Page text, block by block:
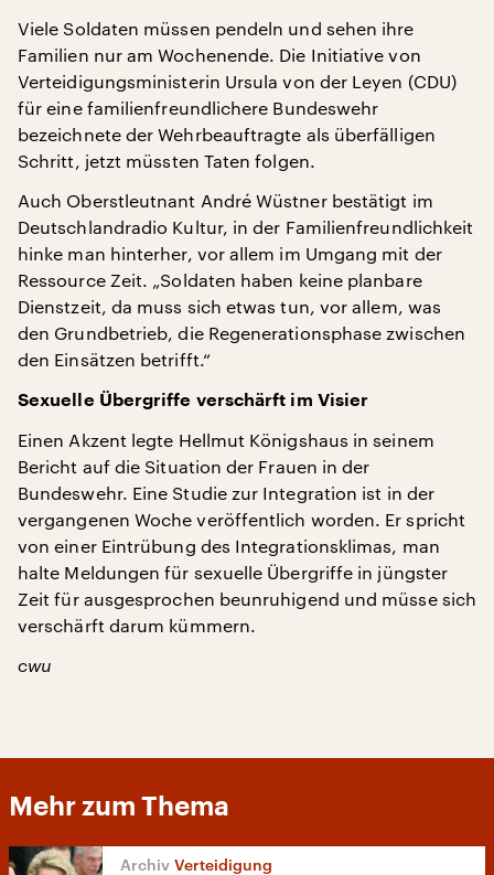
Viele Soldaten müssen pendeln und sehen ihre
Familien nur am Wochenende. Die Initiative von
Verteidigungsministerin Ursula von der Leyen (CDU)
für eine familienfreundlichere Bundeswehr
bezeichnete der Wehrbeauftragte als überfälligen
Schritt, jetzt müssten Taten folgen.
Auch Oberstleutnant André Wüstner bestätigt im
Deutschlandradio Kultur, in der Familienfreundlichkeit
hinke man hinterher, vor allem im Umgang mit der
Ressource Zeit. „Soldaten haben keine planbare
Dienstzeit, da muss sich etwas tun, vor allem, was
den Grundbetrieb, die Regenerationsphase zwischen
den Einsätzen betrifft.“
Sexuelle Übergriffe verschärft im Visier
Einen Akzent legte Hellmut Königshaus in seinem
Bericht auf die Situation der Frauen in der
Bundeswehr. Eine Studie zur Integration ist in der
vergangenen Woche veröffentlich worden. Er spricht
von einer Eintrübung des Integrationsklimas, man
halte Meldungen für sexuelle Übergriffe in jüngster
Zeit für ausgesprochen beunruhigend und müsse sich
verschärft darum kümmern.
cwu
Mehr zum Thema
Verteidigung